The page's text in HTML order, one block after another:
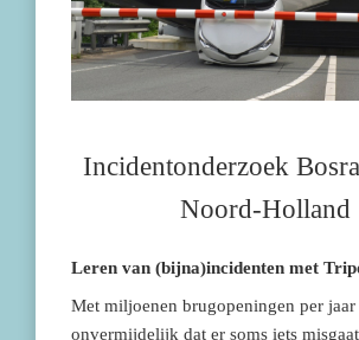
Incidentonderzoek
Noord-Holland
Leren van (bijna)incidenten met
Met miljoenen brugopeningen per jaar
onvermijdelijk dat er soms iets